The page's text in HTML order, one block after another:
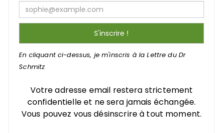
En cliquant ci-dessus, je m'inscris à la Lettre du Dr
Schmitz
Votre adresse email restera strictement
confidentielle et ne sera jamais échangée.
Vous pouvez vous désinscrire à tout moment.